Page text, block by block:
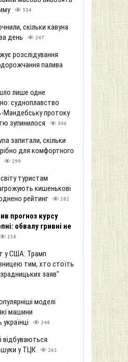
334
скільки кавуна
день
247
розслідування
палива
лише одне
судноплавство
Мандебську протоку
зупинилося
306
запитали, скільки
для комфортного
299
туристам
кишенькові
рейтинг
282
прогноз курсу
обвалу гривні не
258
у США: Трамп
тим, хто стоїть
заяв"
моделі
машини
248
відбуваються
у ТЦК
261